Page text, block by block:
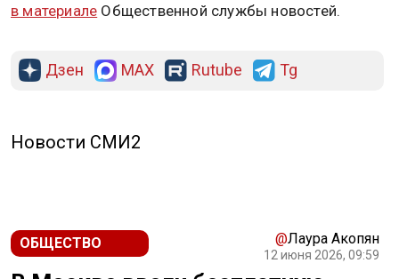
в материале Общественной службы новостей.
Дзен MAX Rutube Tg
Новости СМИ2
ОБЩЕСТВО @Лаура Акопян
12 июня 2026, 09:59